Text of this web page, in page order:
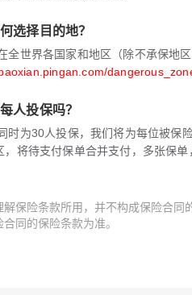
选择目的地？
全世界各国家和地区（除不承保地
人投保吗？
时为30人投保，我们将为每位被保
将待支付保单合并支付，多张保
保险条款所用，并不构成保险合
同的保险条款为准。